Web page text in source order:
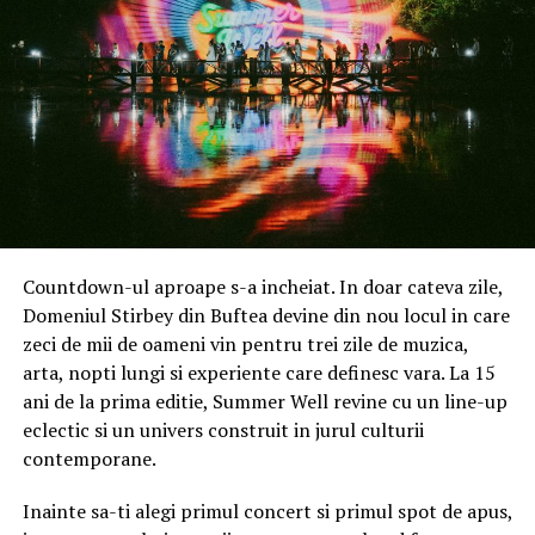
ajustarea paginilor asigură succesul pe termen lung.
Personalizarea mesajelor în funcție de publicul țintă
îmbunătățește semnificativ rata de conversie. Paginile
de destinație relevante atrag mai mulți vizitatori și cresc
loialitatea acestora. Analizele demografice și
comportamentale oferă informații valoroase pentru
optimizarea conținutului. Mesajele clare și concise,
adaptate publicului țintă, sunt mai eficiente.
Implementarea unor strategii de personalizare avansate
ajută la obținerea unor rezultate remarcabile.
Monitorizarea constantă și ajustarea paginilor de
destinație asigură performanțe optime.
Crearea de conținut atractiv și
convingător pentru paginile de
destinație
Countdown-ul aproape s-a incheiat. In doar cateva zile,
Domeniul Stirbey din Buftea devine din nou locul in care
zeci de mii de oameni vin pentru trei zile de muzica,
arta, nopti lungi si experiente care definesc vara. La 15
ani de la prima editie, Summer Well revine cu un line-up
eclectic si un univers construit in jurul culturii
contemporane.
Inainte sa-ti alegi primul concert si primul spot de apus,